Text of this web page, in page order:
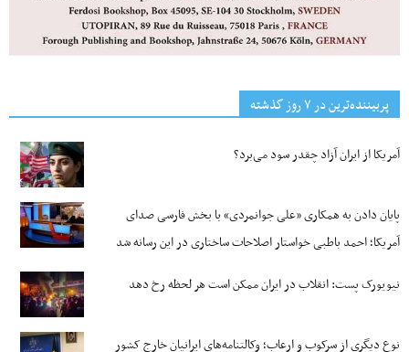
پربیننده‌ترین‌ در ۷ روز گذشته
آمریکا از ایران آزاد چقدر سود می‌برد؟
پایان دادن به همکاری «علی جوانمردی» با بخش فارسی صدای
آمریکا؛ احمد باطبی خواستار اصلاحات ساختاری در این رسانه شد
نیویورک پست: انقلاب در ایران ممکن است هر لحظه رخ دهد
نوع دیگری از سرکوب و ارعاب؛ وکالتنامه‌های ایرانیان خارج کشور